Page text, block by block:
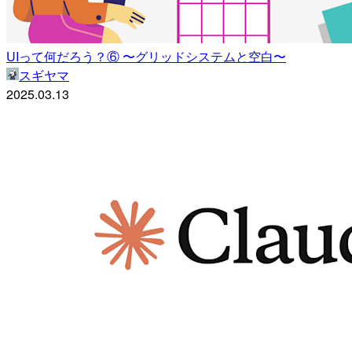
UIって何だろう？⑥ 〜グリッドシステムと空白〜
スギヤマ
2025.03.13